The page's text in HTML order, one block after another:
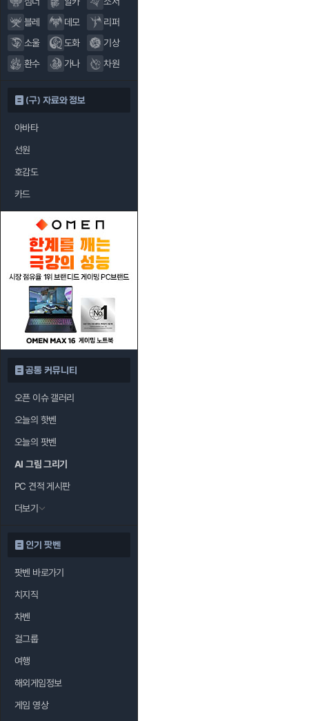
블레
데모
리퍼
소울
도화
기상
환수
가나 차원
(구) 자료와 정보
아바타
선원
호감도
카드
공통 커뮤니티
오픈 이슈 갤러리
오늘의 핫벤
오늘의 팟벤
AI 그림 그리기
PC 견적 게시판
더보기
인기 팟벤
팟벤 바로가기
치지직
차벤
걸그룹
여행
해외게임정보
게임 영상